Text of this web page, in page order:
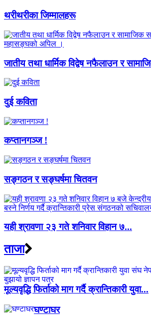
थरीथरीका जिम्मालहरू
जातीय तथा धार्मिक विद्वेष नफैलाउन र
दुई कविता
कप्तानगञ्ज !
सङ्गठन र सङ्घर्षमा चितवन
यही श्रावणा २३ गते शनिवार विहान ७...
ताजा
मूल्यवृद्धि फिर्ताको माग गर्दै क्रान्तिकारी युवा...
घण्टाघर